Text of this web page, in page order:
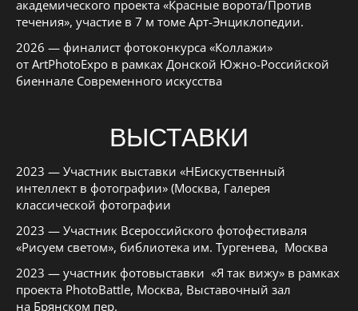
академического проекта «Красные ворота/Против
течения», участие в 7 м томе Арт-Энциклопедии.
2026 — финалист фотоконкурса «Коллажи»
от ArtPhotoExpo в рамках Донской Южно-Российской
биеннале Современного искусства
ВЫСТАВКИ
2023 — Участник выставки «НЕискуственный
интеллект в фотографии» (Москва, Галерея
классической фотографии
2023 — Участник Всероссийского фотофестиваля
«Рисуем светом», библиотека им. Тургенева, Москва
2023 — участник фотовыставки «Я так вижу» в рамках
проекта PhotoBattle, Москва, Выставочный зал
на Брянском пер.